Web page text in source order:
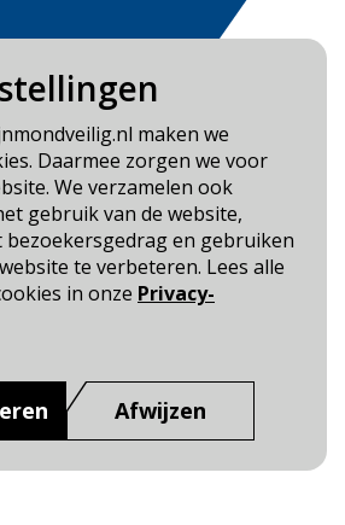
maken we
Daarmee zorgen we voor
We verzamelen ook
gebruik van de website,
en gebruiken
te verbeteren. Lees alle
in onze Privacy-
Afwijzen
Veiligheidsregio Rotterdam-